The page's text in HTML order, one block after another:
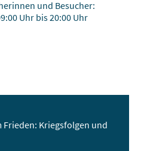
und Besucher:
Uhr bis 20:00 Uhr
Frieden: Kriegsfolgen und